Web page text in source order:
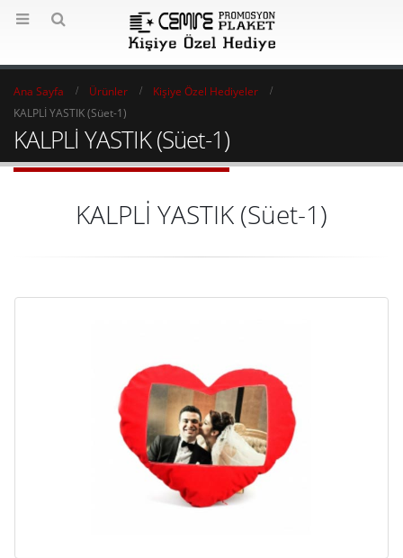
Ana Sayfa Ürünler
Kişiye Özel Hediyeler
KALPLİ YASTIK (Süet-1)
KALPLİ YASTIK (Süet-1)
KALPLİ YASTIK (Süet-1)